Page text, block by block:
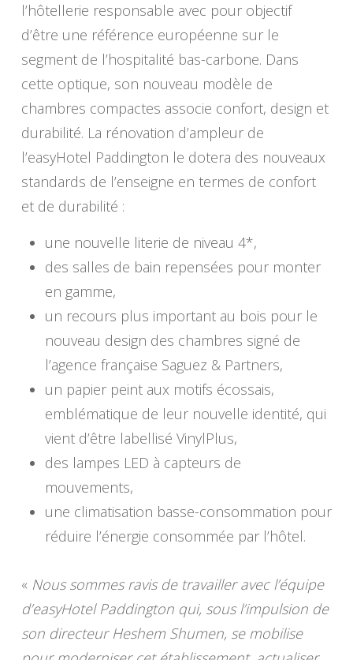
l’hôtellerie responsable avec pour objectif
d’être une référence européenne sur le
segment de l’hospitalité bas-carbone. Dans
cette optique, son nouveau modèle de
chambres compactes associe confort, design et
durabilité. La rénovation d’ampleur de
l’easyHotel Paddington le dotera des nouveaux
standards de l’enseigne en termes de confort
et de durabilité :
une nouvelle literie de niveau 4*,
des salles de bain repensées pour monter
en gamme,
un recours plus important au bois pour le
nouveau design des chambres signé de
l’agence française Saguez & Partners,
un papier peint aux motifs écossais,
emblématique de leur nouvelle identité, qui
vient d’être labellisé VinylPlus,
des lampes LED à capteurs de
mouvements,
une climatisation basse-consommation pour
réduire l’énergie consommée par l’hôtel.
« Nous sommes ravis de travailler avec l’équipe
d’easyHotel Paddington qui, sous l’impulsion de
son directeur Heshem Shumen, se mobilise